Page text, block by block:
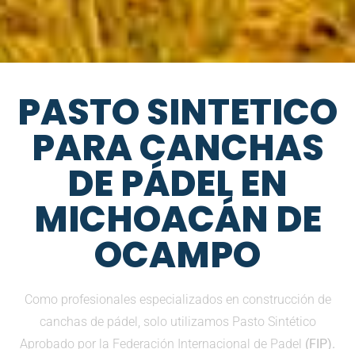
PASTO SINTETICO
PARA CANCHAS
DE PÁDEL EN
MICHOACÁN DE
OCAMPO
Como profesionales especializados en construcción de
canchas de pádel, solo utilizamos Pasto Sintético
Aprobado por la Federación Internacional de Padel (FIP).